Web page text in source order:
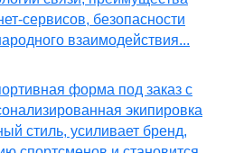
сервисов, безопасности
взаимодействия...
форма под заказ с
экипировка
стиль, усиливает бренд,